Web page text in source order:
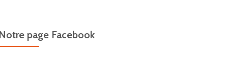
Notre page Facebook